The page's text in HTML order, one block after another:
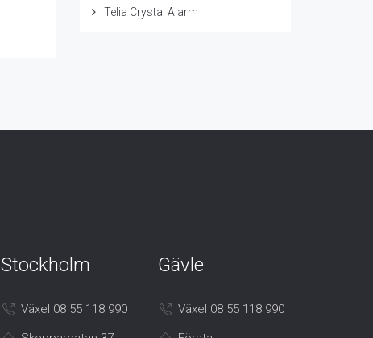
Telia Crystal Alarm
Stockholm
Växel 08 55 118 990
Gävle
Växel 08 55 118 990